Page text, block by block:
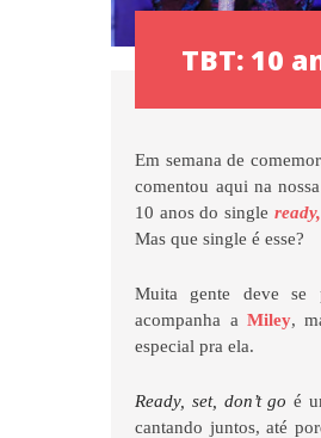
TBT: 10
Em semana de
comentou aqui na
10 anos do single
Mas que single é esse?
Muita gente deve se
acompanha aMiley,
especial pra ela.
Ready, set, don’t go é
cantando juntos, até